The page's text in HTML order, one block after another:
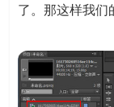
了。那这样我们